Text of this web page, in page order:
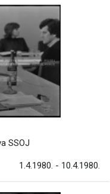
SSOJ
1.4.1980. - 10.4.1980.